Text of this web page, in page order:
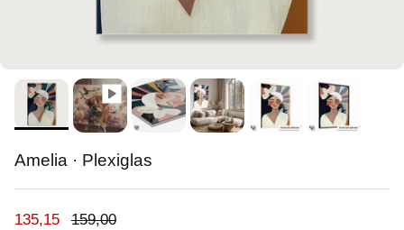
Amelia · Plexiglas
Verkoopprijs
135,15 Reguliere prijs
159,00